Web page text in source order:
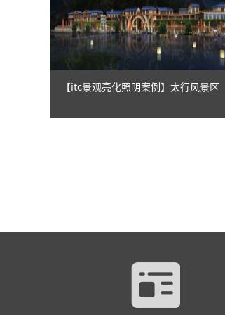
【itc景观亮化照明案例】太行风景区